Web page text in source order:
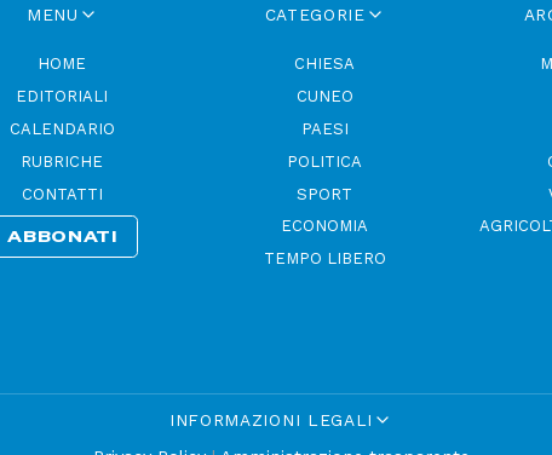
MENU
HOME
EDITORIALI
CALENDARIO
RUBRICHE
CONTATTI
ABBONATI
CATEGORIE
CHIESA
CUNEO
PAESI
POLITICA
SPORT
ECONOMIA
TEMPO LIBERO
INFORMAZIONI LEGALI